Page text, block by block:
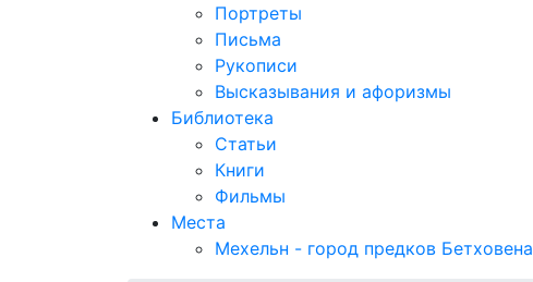
Портреты
Письма
Рукописи
Высказывания и афоризмы
Библиотека
Статьи
Книги
Фильмы
Места
Мехельн - город предков Бетховена